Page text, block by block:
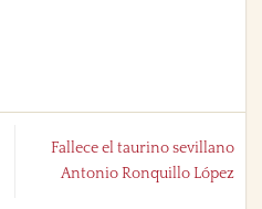
Fallece el taurino sevillano
Antonio Ronquillo López